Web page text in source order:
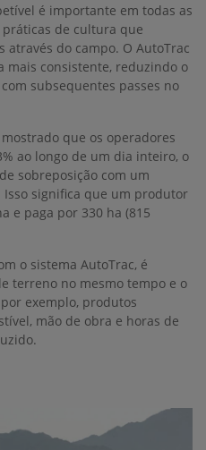
é importante em todas as
de cultura que
do campo. O AutoTrac
mais consistente, reduzindo o
subsequentes passes no
que os operadores
ao longo de um dia inteiro, o
sobreposição com um
significa que um produtor
e paga por 330 ha (815
o sistema AutoTrac, é
terreno no mesmo tempo e o
exemplo, produtos
mão de obra e horas de